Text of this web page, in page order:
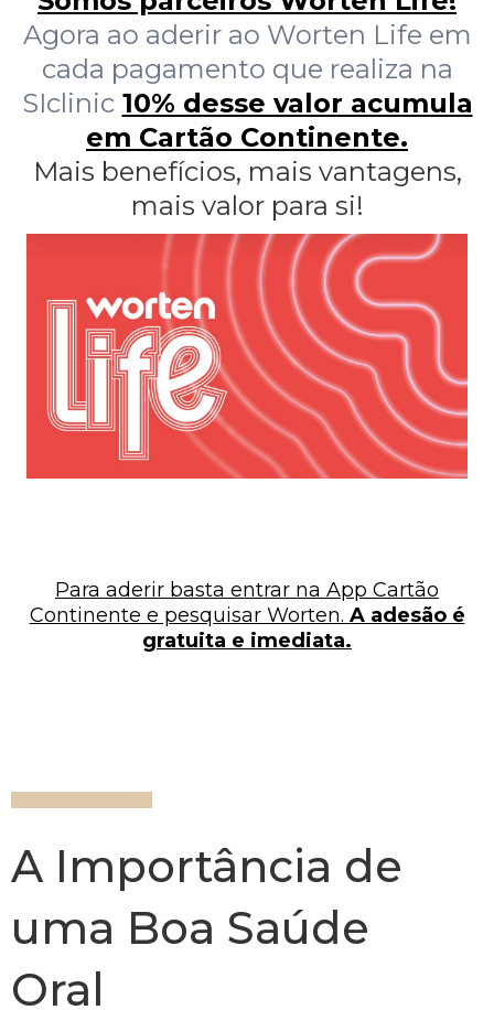
Agora ao aderir ao Worten Life em
cada pagamento que realiza na
SIclinic 10% desse valor acumula
em Cartão Continente.
Mais benefícios, mais vantagens,
mais valor para si!
Para aderir basta entrar na App Cartão
Continente e pesquisar Worten. A adesão é
gratuita e imediata.
A Importância de
uma Boa Saúde
Oral